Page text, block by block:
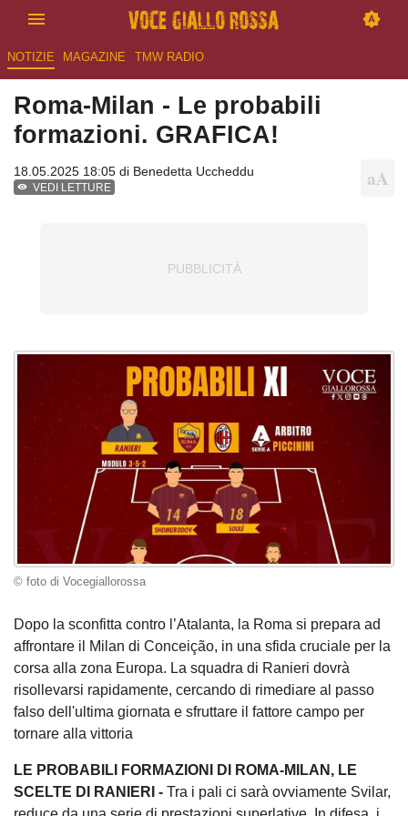
NOTIZIE MAGAZINE TMW RADIO
Roma-Milan - Le probabili
formazioni. GRAFICA!
18.05.2025 18:05 di Benedetta Uccheddu
VEDI LETTURE
© foto di Vocegiallorossa
Dopo la sconfitta contro l’Atalanta, la Roma si prepara ad
affrontare il Milan di Conceição, in una sfida cruciale per la
corsa alla zona Europa. La squadra di Ranieri dovrà
risollevarsi rapidamente, cercando di rimediare al passo
falso dell'ultima giornata e sfruttare il fattore campo per
tornare alla vittoria
LE PROBABILI FORMAZIONI DI ROMA-MILAN, LE
SCELTE DI RANIERI - Tra i pali ci sarà ovviamente Svilar,